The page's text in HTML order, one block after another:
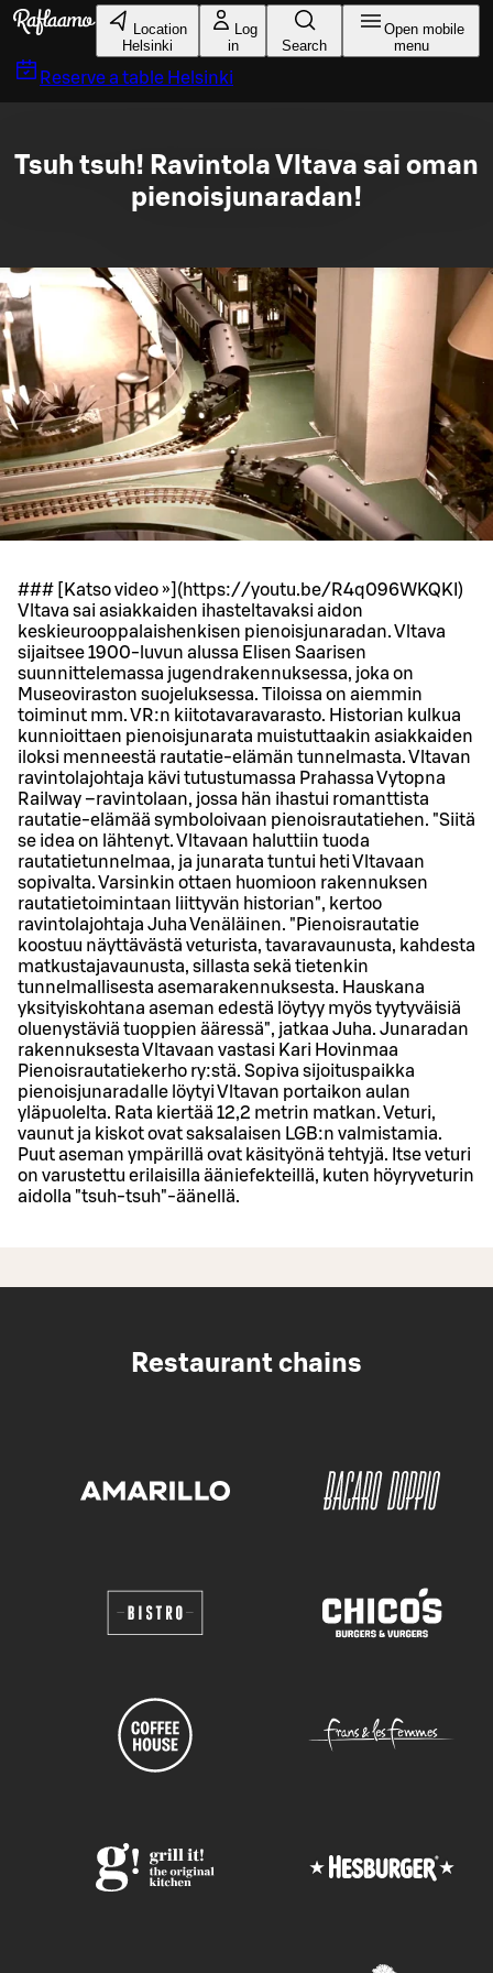
Skip to main content
Location
Helsinki
Log
in
Search
Open mobile
menu
Reserve a table Helsinki
Tsuh tsuh! Ravintola Vltava sai oman
pienoisjunaradan!
### [Katso video »](https://youtu.be/R4q096WKQKI)
Vltava sai asiakkaiden ihasteltavaksi aidon
keskieurooppalaishenkisen pienoisjunaradan. Vltava
sijaitsee 1900-luvun alussa Elisen Saarisen
suunnittelemassa jugendrakennuksessa, joka on
Museoviraston suojeluksessa. Tiloissa on aiemmin
toiminut mm. VR:n kiitotavaravarasto. Historian kulkua
kunnioittaen pienoisjunarata muistuttaakin asiakkaiden
iloksi menneestä rautatie-elämän tunnelmasta. Vltavan
ravintolajohtaja kävi tutustumassa Prahassa Vytopna
Railway –ravintolaan, jossa hän ihastui romanttista
rautatie-elämää symboloivaan pienoisrautatiehen. "Siitä
se idea on lähtenyt. Vltavaan haluttiin tuoda
rautatietunnelmaa, ja junarata tuntui heti Vltavaan
sopivalta. Varsinkin ottaen huomioon rakennuksen
rautatietoimintaan liittyvän historian", kertoo
ravintolajohtaja Juha Venäläinen. "Pienoisrautatie
koostuu näyttävästä veturista, tavaravaunusta, kahdesta
matkustajavaunusta, sillasta sekä tietenkin
tunnelmallisesta asemarakennuksesta. Hauskana
yksityiskohtana aseman edestä löytyy myös tyytyväisiä
oluenystäviä tuoppien ääressä", jatkaa Juha. Junaradan
rakennuksesta Vltavaan vastasi Kari Hovinmaa
Pienoisrautatiekerho ry:stä. Sopiva sijoituspaikka
pienoisjunaradalle löytyi Vltavan portaikon aulan
yläpuolelta. Rata kiertää 12,2 metrin matkan. Veturi,
vaunut ja kiskot ovat saksalaisen LGB:n valmistamia.
Puut aseman ympärillä ovat käsityönä tehtyjä. Itse veturi
on varustettu erilaisilla ääniefekteillä, kuten höyryveturin
aidolla "tsuh-tsuh"-äänellä.
Restaurant chains